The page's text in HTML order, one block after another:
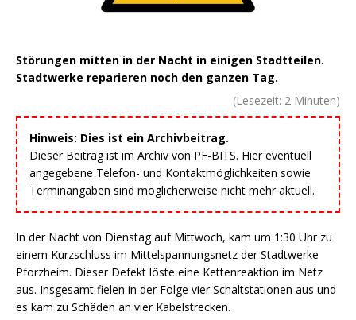
Störungen mitten in der Nacht in einigen Stadtteilen.
Stadtwerke reparieren noch den ganzen Tag.
(Lesezeit: 2 Minuten)
Hinweis: Dies ist ein Archivbeitrag.
Dieser Beitrag ist im Archiv von PF-BITS. Hier eventuell
angegebene Telefon- und Kontaktmöglichkeiten sowie
Terminangaben sind möglicherweise nicht mehr aktuell.
In der Nacht von Dienstag auf Mittwoch, kam um 1:30 Uhr zu
einem Kurzschluss im Mittelspannungsnetz der Stadtwerke
Pforzheim. Dieser Defekt löste eine Kettenreaktion im Netz
aus. Insgesamt fielen in der Folge vier Schaltstationen aus und
es kam zu Schäden an vier Kabelstrecken.